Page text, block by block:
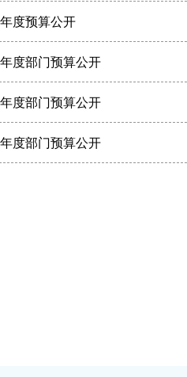
度预算公开
度部门预算公开
度部门预算公开
度部门预算公开